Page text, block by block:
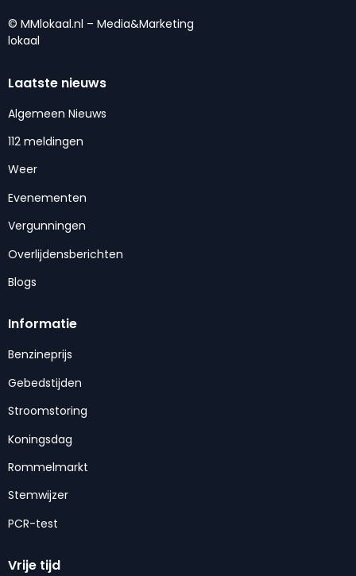
© MMlokaal.nl – Media&Marketing
lokaal
Laatste nieuws
Algemeen Nieuws
112 meldingen
Weer
Evenementen
Vergunningen
Overlijdensberichten
Blogs
Informatie
Benzineprijs
Gebedstijden
Stroomstoring
Koningsdag
Rommelmarkt
Stemwijzer
PCR-test
Vrije tijd